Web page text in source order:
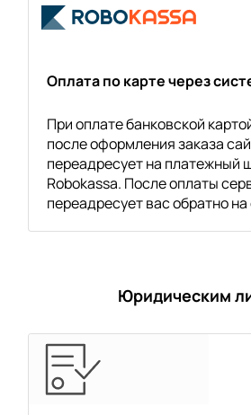
Оплата по карте через
При оплате банковской
после оформления заказа
переадресует на платежный
Robokassa. После оплаты
переадресует вас обратно на
Юридическим